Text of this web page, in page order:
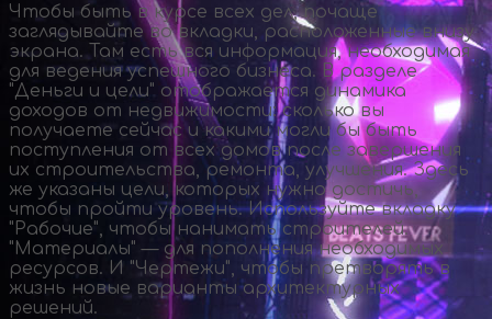
Чтобы быть в курсе всех дел, почаще
заглядывайте во вкладки, расположенные внизу
экрана. Там есть вся информация, необходимая
для ведения успешного бизнеса. В разделе
"Деньги и цели" отображается динамика
доходов от недвижимости: сколько вы
получаете сейчас и какими могли бы быть
поступления от всех домов после завершения
их строительства, ремонта, улучшения. Здесь
же указаны цели, которых нужно достичь,
чтобы пройти уровень. Используйте вкладку
"Рабочие", чтобы нанимать строителей.
"Материалы" — для пополнения необходимых
ресурсов. И "Чертежи", чтобы претворять в
жизнь новые варианты архитектурных
решений.